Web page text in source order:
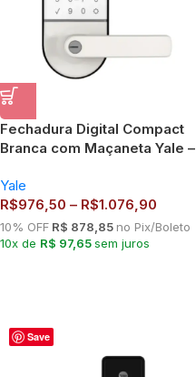
Fechadura Digital Compact
Branca com Maçaneta Yale –
Combo com Hub Yale
Connect
Yale
R$976,50 – R$1.076,90
10% OFF R$ 878,85 no Pix/Boleto
10x de R$ 97,65sem juros
Save